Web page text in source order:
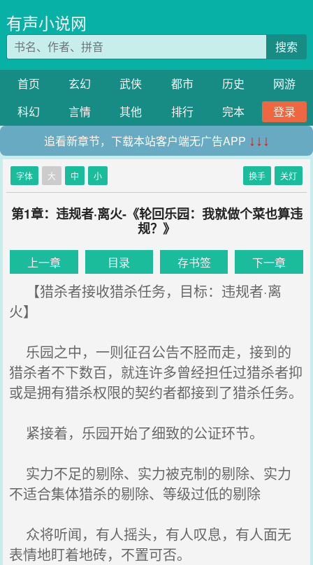
有声小说网
搜索
首页 玄幻 武侠 都市 历史
网游
科幻
言情 其他 排行 完本
登录
追看新章节，下载本站客户端无广告APP ↓↓↓
字体 大 中 小 换手 关灯
第1章：违规者·离火-《轮回乐园：我就做个菜也算违
规？》
上一章 目录 存书签 下一章
【猎杀者接收猎杀任务，目标：违规者·离
火】
乐园之中，一则征召公告不胫而走，接到的
猎杀者不下数百，就连许多曾经担任过猎杀者抑
或是拥有猎杀权限的契约者都接到了猎杀任务。
紧接着，乐园开始了细致的公证环节。
实力不足的剔除、实力被克制的剔除、实力
不适合集体猎杀的剔除、等级过低的剔除
众将听闻，有人摇头，有人叹息，有人面无
表情地盯着地砖，不置可否。